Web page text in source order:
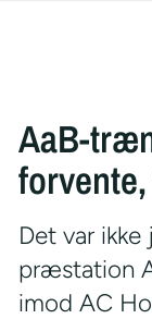
AaB-
Det var
præstation
imod AC